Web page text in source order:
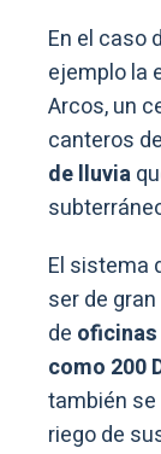
En el caso
ejemplo la
Arcos, un
canteros
de lluvia
El sistema
ser de
de
como 200
también se
riego de